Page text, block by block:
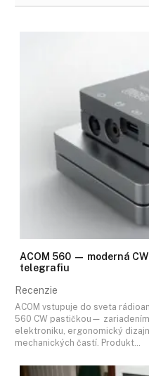
ACOM 560 — moderná
telegrafiu
Recenzie
ACOM vstupuje do sveta
560 CW pastičkou—
elektroniku, ergonomický
mechanických častí. Produkt…